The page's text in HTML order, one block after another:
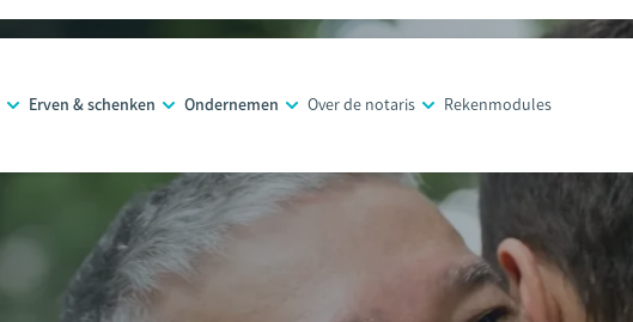
Erven & schenken Ondernemen Over de notaris Rekenmodules